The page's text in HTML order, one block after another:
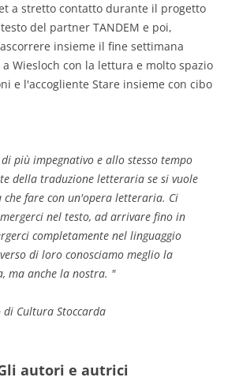
a stretto contatto durante il progetto
del partner TANDEM e poi,
insieme il fine settimana
Wiesloch con la lettura e molto spazio
e l'accogliente Stare insieme con cibo
più impegnativo e allo stesso tempo
della traduzione letteraria se si vuole
che fare con un'opera letteraria. Ci
nel testo, ad arrivare fino in
completamente nel linguaggio
di loro conosciamo meglio la
ma anche la nostra. "
Cultura Stoccarda
autori e autrici